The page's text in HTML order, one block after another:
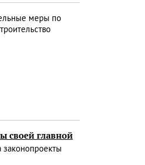
меры по
своей главной